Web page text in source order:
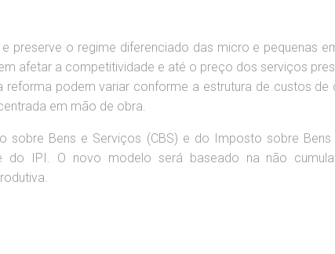
preserve o regime diferenciado das micro e pequenas
afetar a competitividade e até o preço dos serviços
podem variar conforme a estrutura de custos de
em mão de obra.
Bens e Serviços (CBS) e do Imposto sobre Bens
do IPI. O novo modelo será baseado na não